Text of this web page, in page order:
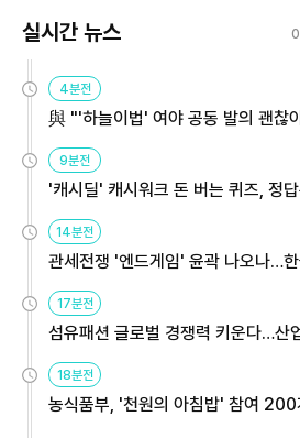
실시간 뉴스
4분전
與 "'하늘이법' 여야 공동 발의 괜찮
9분전
'캐시딜' 캐시워크 돈 버는 퀴즈, 정
14분전
관세전쟁 '엔드게임' 윤곽 나오나…
용해야
17분전
섬유패션 글로벌 경쟁력 키운다…산
원
18분전
농식품부, '천원의 아침밥' 참여 200